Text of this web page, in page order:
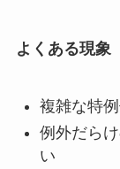
よくある現象
複雑な特
例外だら
い